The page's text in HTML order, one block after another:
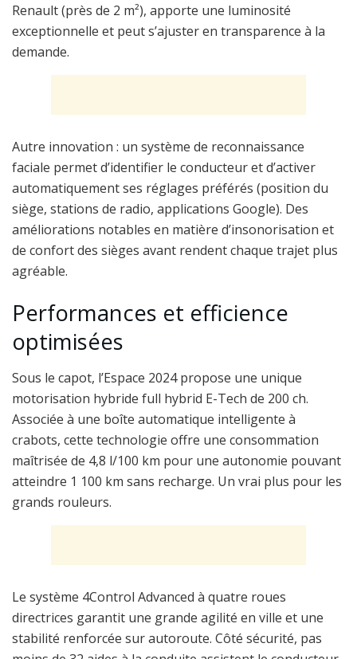
Renault (près de 2 m²), apporte une luminosité
exceptionnelle et peut s’ajuster en transparence à la
demande.
Autre innovation : un système de reconnaissance
faciale permet d’identifier le conducteur et d’activer
automatiquement ses réglages préférés (position du
siège, stations de radio, applications Google). Des
améliorations notables en matière d’insonorisation et
de confort des sièges avant rendent chaque trajet plus
agréable.
Performances et efficience
optimisées
Sous le capot, l’Espace 2024 propose une unique
motorisation hybride full hybrid E-Tech de 200 ch.
Associée à une boîte automatique intelligente à
crabots, cette technologie offre une consommation
maîtrisée de 4,8 l/100 km pour une autonomie pouvant
atteindre 1 100 km sans recharge. Un vrai plus pour les
grands rouleurs.
Le système 4Control Advanced à quatre roues
directrices garantit une grande agilité en ville et une
stabilité renforcée sur autoroute. Côté sécurité, pas